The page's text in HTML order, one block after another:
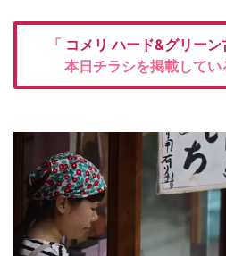
「 コメリハード&グリーン
本日チラシを掲載してい